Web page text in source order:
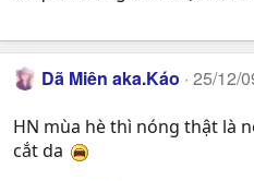
Dã Miên aka.Káo 25/12/
HN mùa hè thì nóng thật là
cắt da